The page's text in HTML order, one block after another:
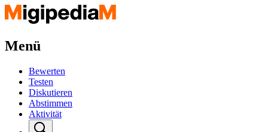
Menü
Bewerten
Testen
Diskutieren
Abstimmen
Aktivität